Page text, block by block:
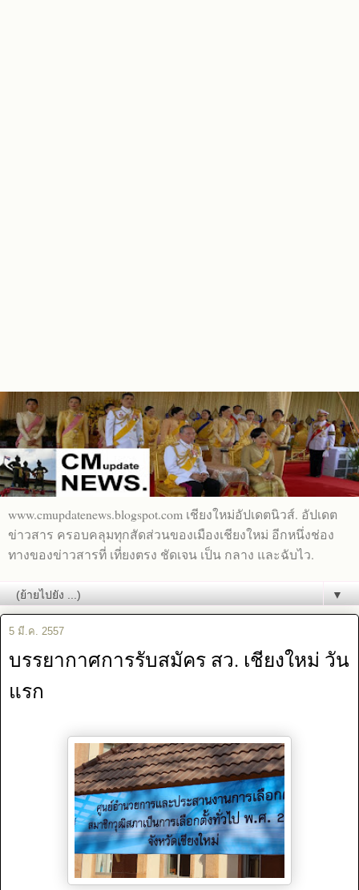
www.cmupdatenews.blogspot.com เชียงใหม่อัปเดตนิวส์. อัปเดต
ข่าวสาร ครอบคลุมทุกสัดส่วนของเมืองเชียงใหม่ อีกหนึ่งช่อง
ทางของข่าวสารที่ เที่ยงตรง ชัดเจน เป็น กลาง และฉับไว.
▼
5 มี.ค. 2557
บรรยากาศการรับสมัคร สว. เชียงใหม่ วัน
แรก